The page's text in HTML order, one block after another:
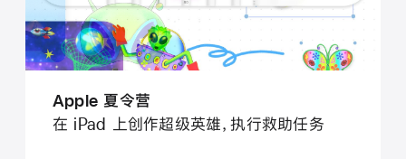
Apple 夏令营
在 iPad 上创作超级英雄，执行救助任务